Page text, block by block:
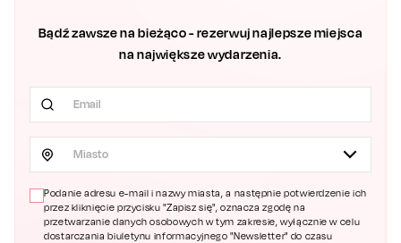
Bądź zawsze na bieżąco - rezerwuj najlepsze miejsca
na największe wydarzenia.
Miasto
Podanie adresu e-mail i nazwy miasta, a następnie potwierdzenie ich
przez kliknięcie przycisku "Zapisz się", oznacza zgodę na
przetwarzanie danych osobowych w tym zakresie, wyłącznie w celu
dostarczania biuletynu informacyjnego "Newsletter" do czasu